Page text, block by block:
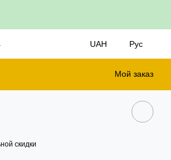
UAH Рус
Мой заказ
скидки